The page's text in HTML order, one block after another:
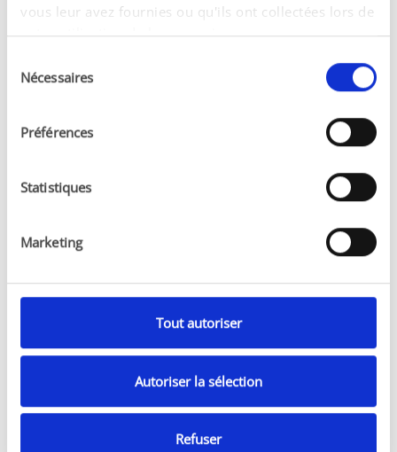
vous leur avez fournies ou qu'ils ont collectées lors de
votre utilisation de leurs services.
duNécessaires
Préférences
Statistiques
Marketing
Tout autoriser
Autoriser la sélection
Refuser
Expertise